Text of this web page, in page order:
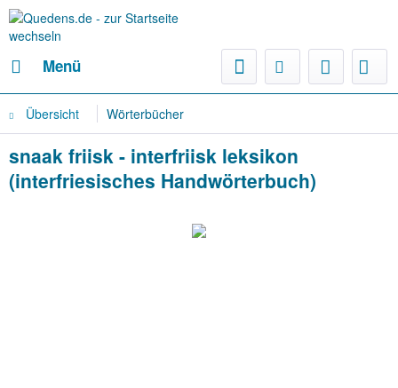
Menü
Übersicht Wörterbücher
snaak friisk - interfriisk leksikon
(interfriesisches Handwörterbuch)